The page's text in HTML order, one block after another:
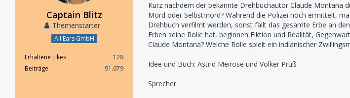
Captain Blitz
Themenstarter
All Ears GmbH
Erhaltene Likes
128
Beiträge
91.679
Kurz nachdem der bekannte Drehbuchautor Claude Montana
Mord oder Selbstmord? Während die Polizei noch ermittelt,
Drehbuch verfilmt werden, sonst fällt das gesamte Erbe an
Erben seine Rolle hat, beginnen Fiktion und Realität,
Claude Montana? Welche Rolle spielt ein indianischer
Idee und Buch: Astrid Meirose und Volker Pruß
Sprecher: